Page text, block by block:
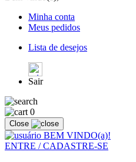
Minha conta
Meus pedidos
Lista de desejos
Sair
0
Close
BEM VINDO(a)!
ENTRE / CADASTRE-SE